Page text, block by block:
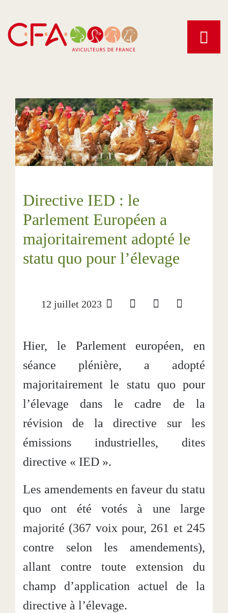
contenu
principal
Directive IED : le
Parlement Européen a
majoritairement adopté le
statu quo pour l’élevage
12 juillet 2023
Hier, le Parlement européen, en
séance plénière, a adopté
majoritairement le statu quo pour
l’élevage dans le cadre de la
révision de la directive sur les
émissions industrielles, dites
directive « IED ».
Les amendements en faveur du statu
quo ont été votés à une large
majorité (367 voix pour, 261 et 245
contre selon les amendements),
allant contre toute extension du
champ d’application actuel de la
directive à l’élevage.